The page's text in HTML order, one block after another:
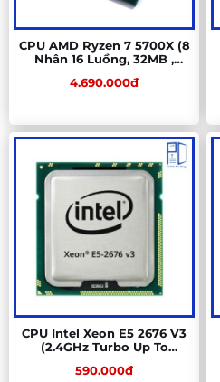
CPU AMD Ryzen 7 5700X (8
Nhân 16 Luồng, 32MB ,
Hãng
4.690.000đ
CPU Intel Xeon E5 2676 V3
(2.4GHz Turbo Up To
30MB Cache, LGA 2011-3)
590.000đ